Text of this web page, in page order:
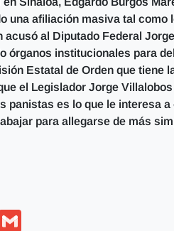
una afiliación masiva tal
acusó al Diputado Federal
órganos institucionales para
Estatal de Orden que tiene
el Legislador Jorge
panistas es lo que le interesa
para allegarse de más